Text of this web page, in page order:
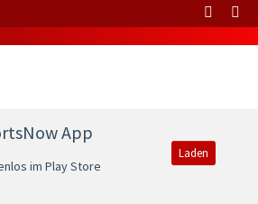
App
im Play Store
Laden